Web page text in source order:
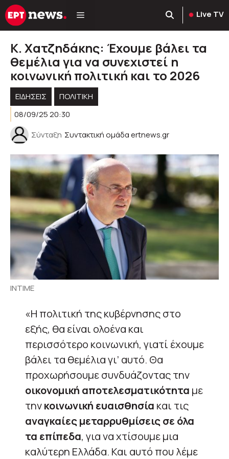
Μετάβαση
σε
Live TV
Κ. Χατζηδάκης: Έχουμε βάλει τα
θεμέλια για να συνεχιστεί η
κοινωνική πολιτική και το 2026
ΕΙΔΗΣΕΙΣ
ΠΟΛΙΤΙΚΉ
08/09/25 20:30
Σύνταξη Συντακτική ομάδα ertnews.gr
ΙΝΤΙΜΕ
«Η πολιτική της κυβέρνησης στο
εξής, θα είναι ολοένα και
περισσότερο κοινωνική, γιατί έχουμε
βάλει τα θεμέλια γι’ αυτό. Θα
προχωρήσουμε συνδυάζοντας την
οικονομική αποτελεσματικότητα με
τηνκοινωνική ευαισθησία και τις
αναγκαίες μεταρρυθμίσεις σε όλα
τα επίπεδα, για να χτίσουμε μια
καλύτερη Ελλάδα. Και αυτό που λέμε